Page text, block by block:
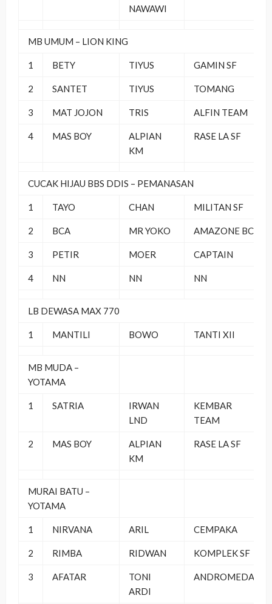
NAWAWI
MB UMUM – LION KING
1 BETY TIYUS GAMIN SF
2 SANTET TIYUS TOMANG
3 MAT JOJON TRIS ALFIN TEAM
4 MAS BOY
ALPIAN
KM
RASE LA SF
CUCAK HIJAU BBS DDIS – PEMANASAN
1 TAYO CHAN MILITAN SF
2 BCA MR YOKO AMAZONE BC
3 PETIR MOER CAPTAIN
4 NN NN NN
LB DEWASA MAX 770
1 MANTILI BOWO TANTI XII
MB MUDA –
YOTAMA
1 SATRIA
IRWAN
LND
KEMBAR
TEAM
2 MAS BOY
ALPIAN
KM
RASE LA SF
MURAI BATU –
YOTAMA
1 NIRVANA ARIL CEMPAKA
2 RIMBA RIDWAN KOMPLEK SF
3 AFATAR
TONI
ARDI
ANDROMEDA